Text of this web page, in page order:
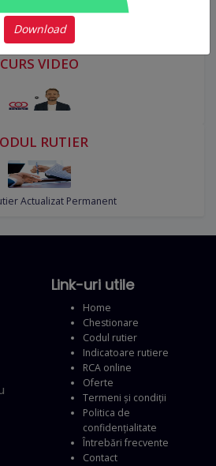
Actualizat Permanent
CURS VIDEO
RUTIER
Actualizat Permanent
Link-uri utile
Home
Chestionare
Codul rutier
Indicatoare rutiere
RCA online
Oferte
Termeni și condiții
Politica de
confidențialitate
Întrebări frecvente
Contact
Download